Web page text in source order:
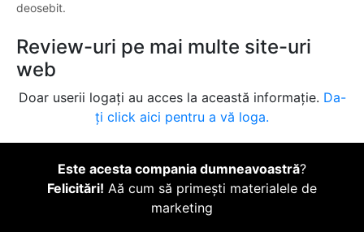
deosebit.
Review-uri pe mai multe site-uri
web
Doar userii logați au acces la această informație. Da-
ți click aici pentru a vă loga.
Este acesta compania dumneavoastră?
Felicitări! Aă cum să primești materialele de
marketing